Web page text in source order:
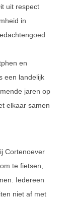
uit respect
in
en
een landelijk
jaren op
elkaar samen
Cortenoever
te fietsen,
Iedereen
niet af met